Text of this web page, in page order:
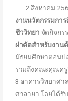
2 สิงหาคม
งานนวัตกรรมกา
ชีววิทยา จัดกิจกร
ผ่าตัดสำหรับงาน
มัธยมศึกษาตอนป
รวมถึงคณะคุณครู
3 อาคารวิทยาศ
ศาลายา โดยได้รั